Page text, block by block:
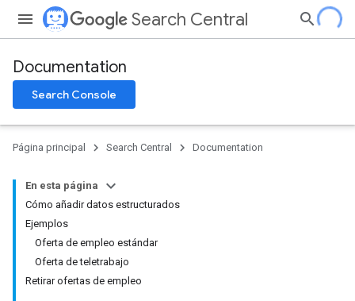
Search Central
Documentation
Search Console
Página principal Search Central Documentation
En esta página
Cómo añadir datos estructurados
Ejemplos
Oferta de empleo estándar
Oferta de teletrabajo
Retirar ofertas de empleo